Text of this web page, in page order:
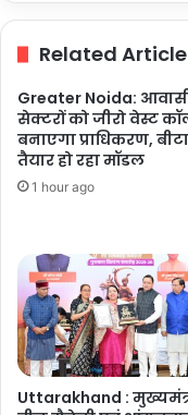
मुख्यमंत्री
भगवंत
सिंह
मान
Related
Greater Noida:
सेक्टरों को जीरो वेस्ट
बनाएगा प्राधिकरण,
तैयार हो रहा मॉडल
1 hour ago
Uttarakhand :